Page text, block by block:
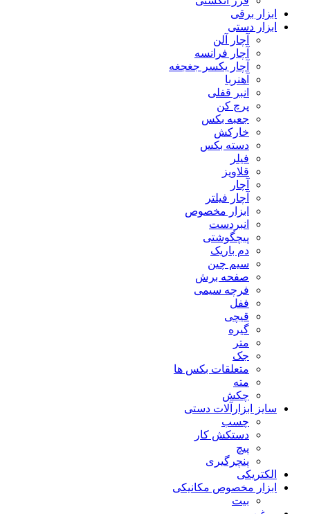
ابزار برقی
ابزار دستی
آچار آلن
آچار فرانسه
آچار یکسر جغجغه
آهنربا
انبر قفلی
پرچ کن
جعبه بکس
خارکش
دسته بکس
فیلر
قلاویز
آچار
آچار فیلتر
ابزار مخصوص
انبردست
پیچگوشتی
دم باریک
سیم چین
صفحه برش
فرچه سیمی
ففل
قیچی
گیره
متر
جک
متعلقات بکس ها
مته
چکش
سایز ابزارآلات دستی
چسب
دستکش کار
پیچ
پنچرگیری
الکتریکی
ابزار مخصوص مکانیکی
بیت